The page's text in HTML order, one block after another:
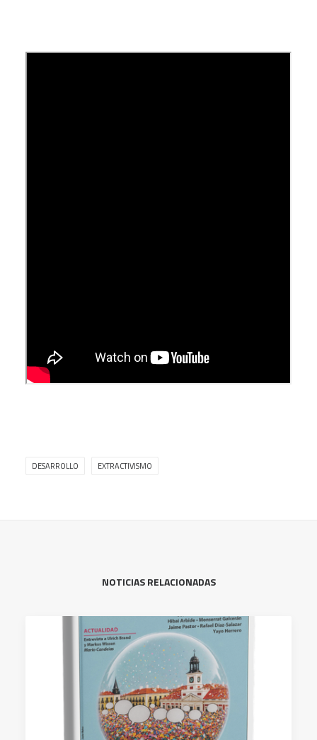
DESARROLLO EXTRACTIVISMO
NOTICIAS RELACIONADAS